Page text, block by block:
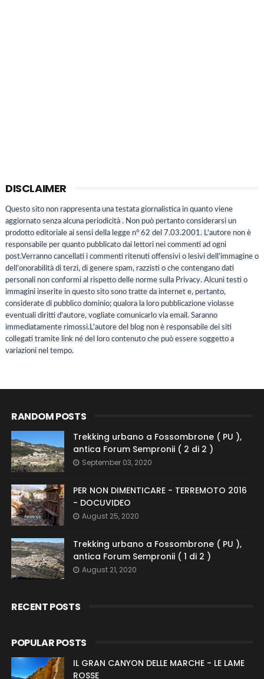
DISCLAIMER
Questo sito non rappresenta una testata giornalistica in quanto viene
aggiornato senza alcuna periodicità . Non può pertanto considerarsi un
prodotto editoriale ai sensi della legge n° 62 del 7.03.2001. L'autore non è
responsabile per quanto pubblicato dai lettori nei commenti ad ogni
post.Verranno cancellati i commenti ritenuti offensivi o lesivi dell’immagine o
dell’onorabilità di terzi, di genere spam, razzisti o che contengano dati
personali non conformi al rispetto delle norme sulla Privacy. Alcuni testi o
immagini inserite in questo sito sono tratte da internet e, pertanto,
considerate di pubblico dominio; qualora la loro pubblicazione violasse
eventuali diritti d'autore, vogliate comunicarlo via email. Saranno
immediatamente rimossi.L'autore del blog non è responsabile dei siti
collegati tramite link né del loro contenuto che può essere soggetto a
variazioni nel tempo.
RANDOM POSTS
Trekking urbano a Fossombrone ( PU ),
antica Forum Sempronii ( 2 di 2 )
September 03, 2020
PER NON DIMENTICARE - TERREMOTO 2016
- DOCUVIDEO
August 25, 2020
Trekking urbano a Fossombrone ( PU ),
antica Forum Sempronii ( 1 di 2 )
August 21, 2020
RECENT POSTS
POPULAR POSTS
IL GRAN CANYON DELLE MARCHE - LE LAME
ROSSE